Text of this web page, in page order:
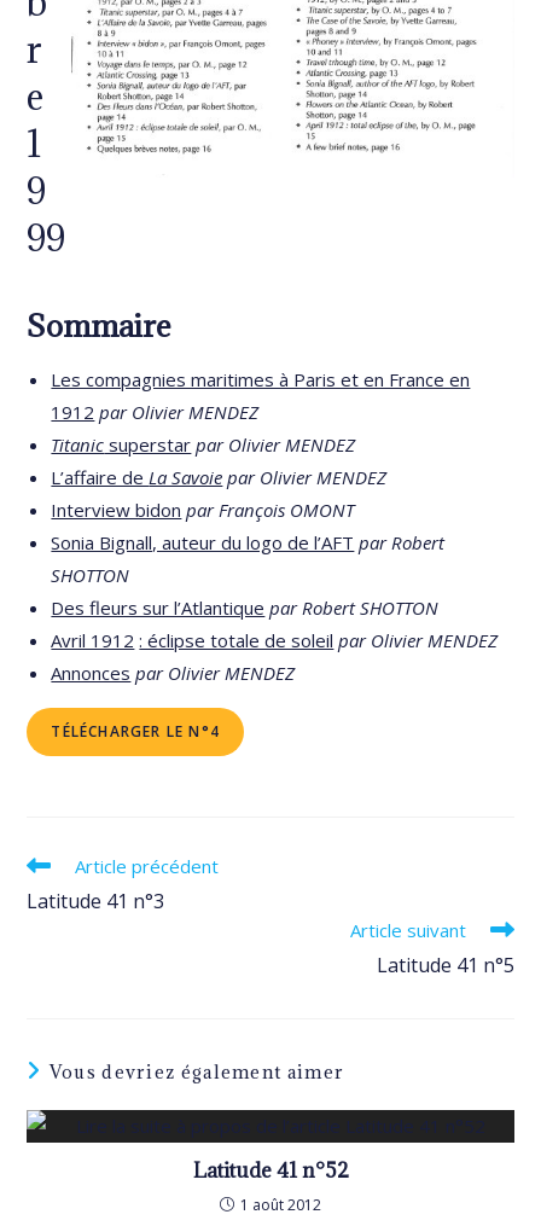
r
e
1
9
99
Sommaire
Les compagnies maritimes à Paris et en France en
1912 par Olivier MENDEZ
Titanic superstar par Olivier MENDEZ
L’affaire deLa Savoie par Olivier MENDEZ
Interview bidon par François OMONT
Sonia Bignall, auteur du logo de l’AFT par Robert
SHOTTON
Des fleurs sur l’Atlantique par Robert SHOTTON
Avril 1912 : éclipse totale de soleil par Olivier MENDEZ
Annonces par Olivier MENDEZ
TÉLÉCHARGER LE N°4
Read
articles
Article précédent
Latitude 41 n°3
Article suivant
Latitude 41 n°5
Vous devriez également aimer
Latitude 41 n°52
1 août 2012